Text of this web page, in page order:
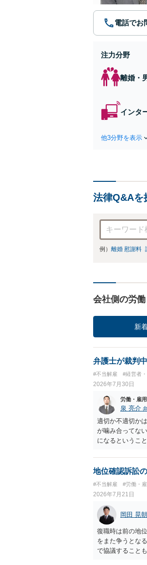
電話でお
注力分野
離婚・
インタ
他3分野を表示
法律Q&Aを
例） 離婚 慰謝料
会社側の労
新
弁護士が裁判
#不当解雇 #経営者
2026年7月30日
労働・雇
泉 亮介
適切か不適切か
が噛み合ってな
になるというこ
地位確認訴訟
#不当解雇 #労働・
2026年7月21日
岡田 晃朝
復職時は前の地
をまた争うとな
で協議すること